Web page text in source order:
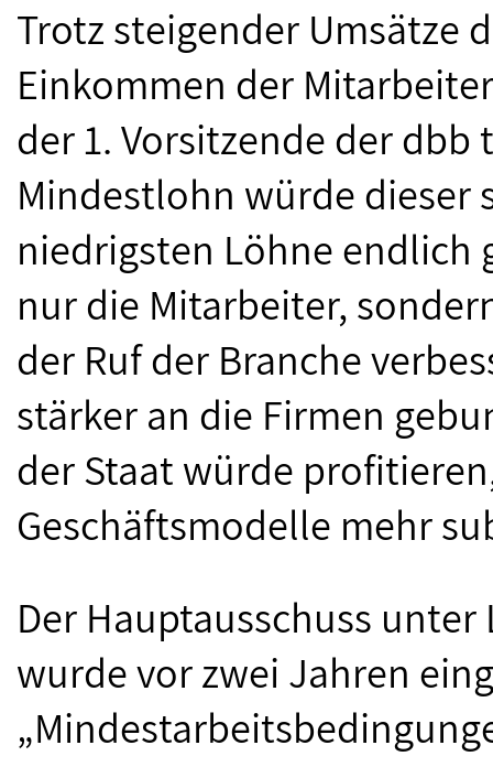
Trotz steigender Umsätze
Einkommen der
der 1. Vorsitzende der
Mindestlohn würde dieser
niedrigsten Löhne endlich
nur die Mitarbeiter,
der Ruf der Branche
stärker an die Firmen
der Staat würde
Geschäftsmodelle mehr
Der Hauptausschuss
wurde vor zwei Jahren